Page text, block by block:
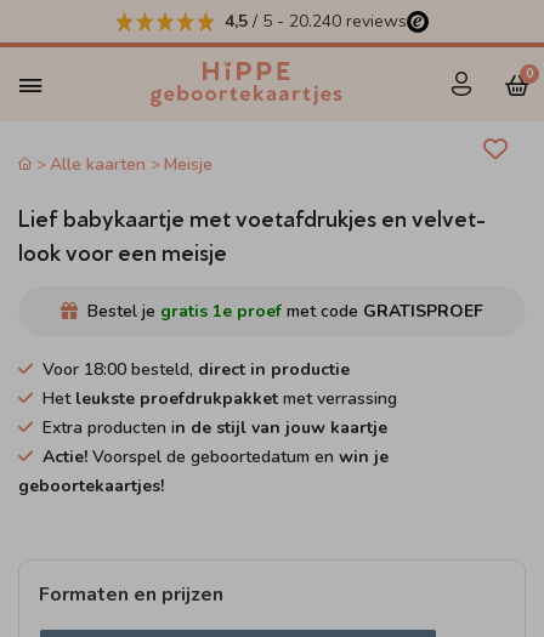
4,5 / 5 - 20.240 reviews
0
Alle kaarten Meisje
Lief babykaartje met voetafdrukjes en velvet-
look voor een meisje
Bestel je gratis 1e proef met code GRATISPROEF
Voor 18:00 besteld, direct in productie
Het leukste proefdrukpakket met verrassing
Extra producten in de stijl van jouw kaartje
Actie! Voorspel de geboortedatum en win je
geboortekaartjes!
Formaten en prijzen